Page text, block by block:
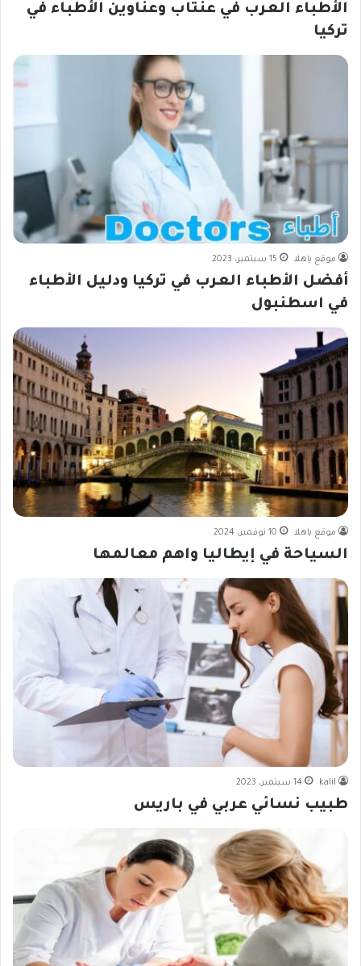
الأطباء العرب في عنتاب وعناوين الأطباء في
تركيا
موقع ياهلا 15 سبتمبر، 2023
أفضل الأطباء العرب في تركيا ودليل الأطباء
في اسطنبول
موقع ياهلا 10 نوفمبر، 2024
السياحة في إيطاليا واهم معالمها
kalil 14 سبتمبر، 2023
طبيب نسائي عربي في باريس